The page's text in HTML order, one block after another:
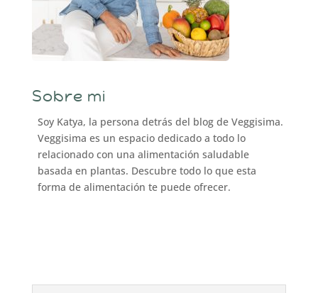
Sobre mi
Soy Katya, la persona detrás del blog de Veggisima.
Veggisima es un espacio dedicado a todo lo
relacionado con una alimentación saludable
basada en plantas. Descubre todo lo que esta
forma de alimentación te puede ofrecer.